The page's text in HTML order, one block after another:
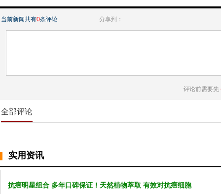
当前新闻共有0条评论 分享到：
评论前需要先
全部评论
实用资讯
抗癌明星组合 多年口碑保证！天然植物萃取 有效对抗癌细胞